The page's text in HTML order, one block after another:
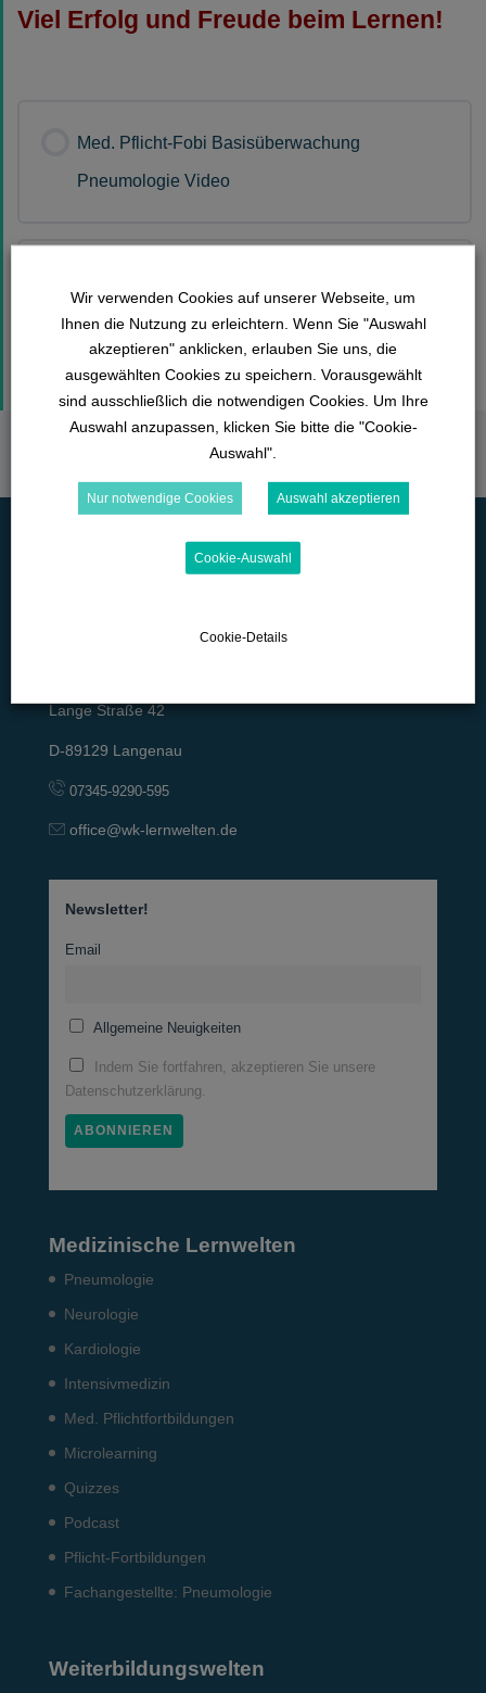
Viel Erfolg und Freude beim Lernen!
Med. Pflicht-Fobi Basisüberwachung
Pneumologie Video
Basisüberwachung Pneumologie
Lange Straße 42
D-89129 Langenau
07345-9290-595
office@wk-lernwelten.de
Newsletter!
Email
Allgemeine Neuigkeiten
Indem Sie fortfahren, akzeptieren Sie unsere
Datenschutzerklärung.
Medizinische Lernwelten
Pneumo­logie
Neurologie
Kardiologie
Intensiv­medizin
Med. Pflichtfort­bildun­gen
Microlearning
Quizzes
Podcast
Pflicht-Fort­bildun­gen
Fach­angestellte: Pneumo­logie
Weiterbildungswelten
Wir verwenden Cookies auf unserer Webseite, um
Ihnen die Nutzung zu erleichtern. Wenn Sie "Auswahl
akzeptieren" anklicken, erlauben Sie uns, die
ausgewählten Cookies zu speichern. Vorausgewählt
sind ausschließlich die notwendigen Cookies. Um Ihre
Auswahl anzupassen, klicken Sie bitte die "Cookie-
Auswahl".
Nur notwendige Cookies Auswahl akzeptieren
Cookie-Auswahl
Cookie-Details